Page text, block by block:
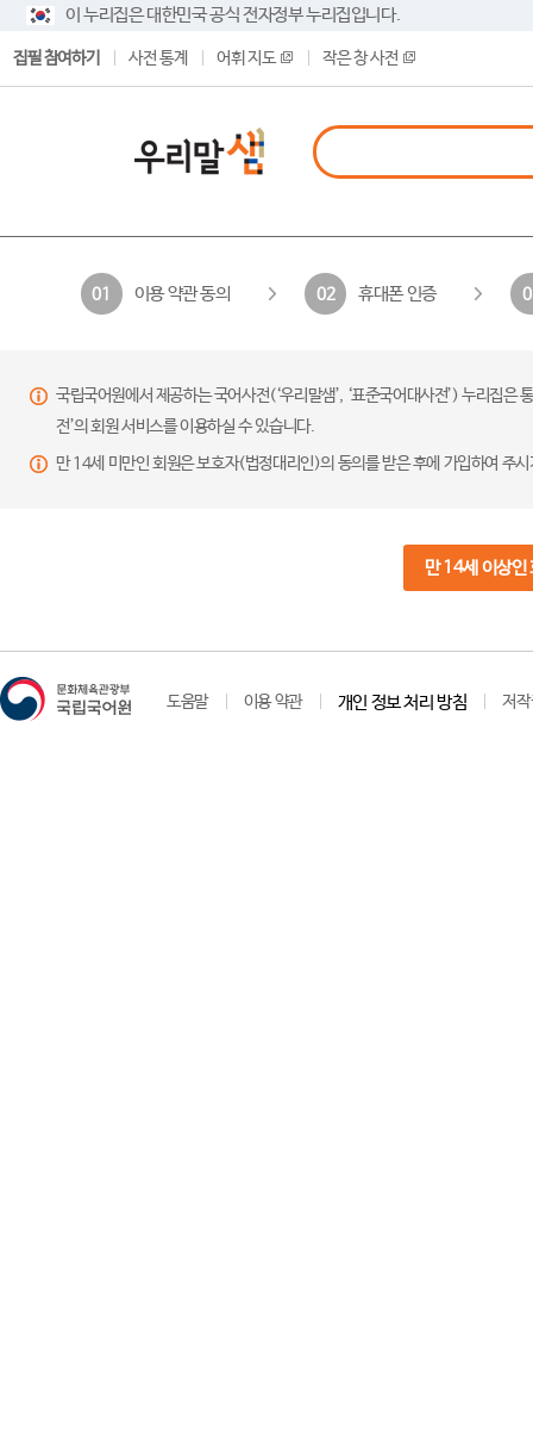
이 누리집은 대한민국 공식 전자정부 누리집입니다.
집필 참여하기 사전 통계 어휘 지도 작은 창 사전
01 이용 약관 동의 02 휴대폰 인증
국립국어원에서 제공하는 국어사전(‘우리말샘’, ‘표준국어대사전’) 누리집
전’의 회원 서비스를 이용하실 수 있습니다.
만 14세 미만인 회원은 보호자(법정대리인)의 동의를 받은 후에 가입하여 주
만 14세 이상인
도움말 이용 약관 개인 정보 처리 방침 저